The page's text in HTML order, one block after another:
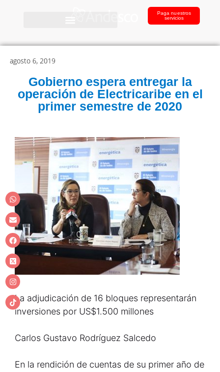
Paga nuestros
servicios
agosto 6, 2019
Gobierno espera entregar la
operación de Electricaribe en el
primer semestre de 2020
La adjudicación de 16 bloques representarán
inversiones por US$1.500 millones
Carlos Gustavo Rodríguez Salcedo
En la rendición de cuentas de su primer año de